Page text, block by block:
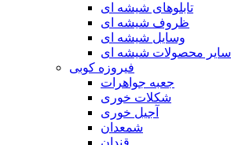
تابلوهای شیشه ای
ظروف شیشه ای
وسایل شیشه ای
سایر محصولات شیشه ای
فیروزه کوبی
جعبه جواهرات
شکلات خوری
آجیل خوری
شمعدان
قندان